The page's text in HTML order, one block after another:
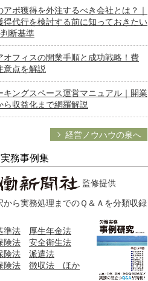
アポ獲得を外注するべき会社とは？｜
得代行を検討する前に知っておきたい
断基準
オフィスの開業手順と成功戦略！費
意点を解説
キングスペース運営マニュアル｜開業
ら収益化まで網羅解説
経営ノウハウの泉へ
務事例集
監修提供
から実務処理までのＱ＆Ａを分類収録
準法
厚生年金法
険法
安全衛生法
険法
派遣法
険法
徴収法 ほか